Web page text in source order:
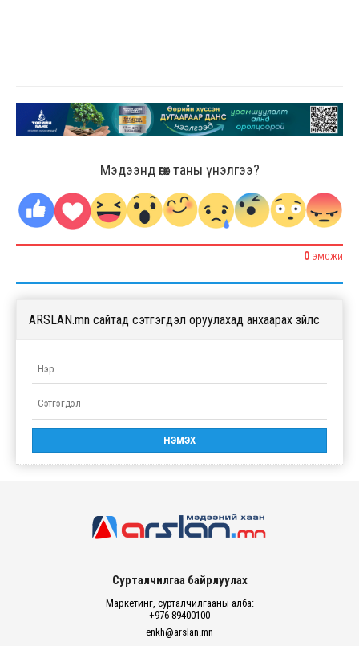
Мэдээнд өгөх таны үнэлгээ?
0 ЭМОЖИ
ARSLAN.mn сайтад сэтгэгдэл оруулахад анхаарах зүйлс
Сурталчилгаа байрлуулах
Маркетинг, сурталчилгааны алба:
+976 89400100
enkh@arslan.mn